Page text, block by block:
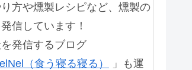
方や燻製レシピなど、燻製の
信しています！
発信するブログ
（食う寝る寝る）
」も運